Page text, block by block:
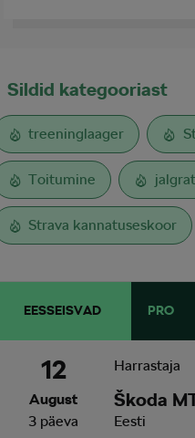
Sildid kategooriast
treeninglaager
Toitumine
Strava kannatuseskoor
EESSEISVAD PRO
12
August
3 päeva
Harrastaja
Eesti